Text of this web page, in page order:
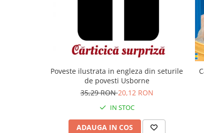
Poveste ilustrata in engleza din seturile
de povesti Usborne
35,29 RON20,12 RON
IN STOC
ADAUGA IN COS